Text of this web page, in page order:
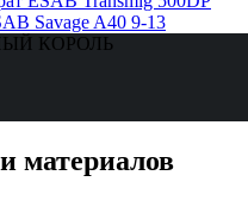
Savage A40 9-13
КОРОЛЬ
материалов